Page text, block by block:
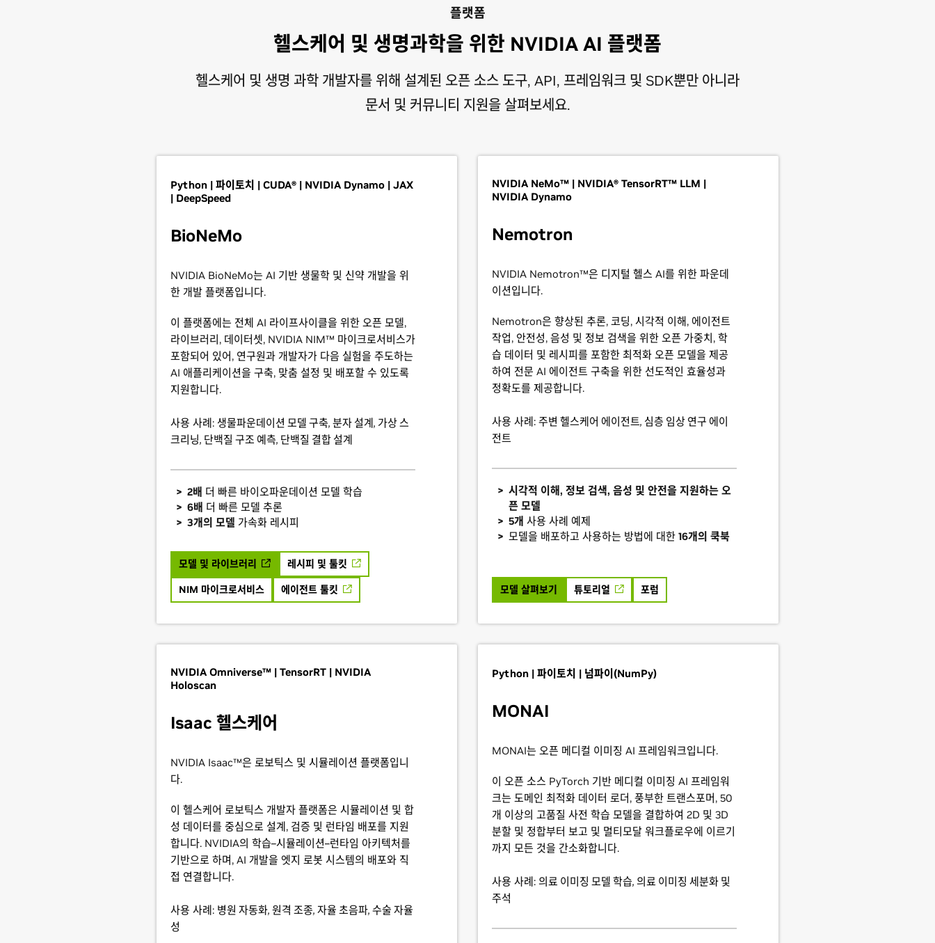
플랫폼
헬스케어 및 생명과학을 위한 NVIDIA AI 플랫폼
헬스케어 및 생명 과학 개발자를 위해 설계된 오픈 소스 도구, API, 프레임워크 및 SDK뿐만 아니라
문서 및 커뮤니티 지원을 살펴보세요.
Python | 파이토치 | CUDA® | NVIDIA Dynamo | JAX
| DeepSpeed
BioNeMo
NVIDIA BioNeMo는 AI 기반 생물학 및 신약 개발을 위
한 개발 플랫폼입니다.
이 플랫폼에는 전체 AI 라이프사이클을 위한 오픈 모델,
라이브러리, 데이터셋, NVIDIA NIM™ 마이크로서비스가
포함되어 있어, 연구원과 개발자가 다음 실험을 주도하는
AI 애플리케이션을 구축, 맞춤 설정 및 배포할 수 있도록
지원합니다.
사용 사례: 생물파운데이션 모델 구축, 분자 설계, 가상 스
크리닝, 단백질 구조 예측, 단백질 결합 설계
2배 더 빠른 바이오파운데이션 모델 학습
6배 더 빠른 모델 추론
3개의 모델 가속화 레시피
모델 및 라이브러리 레시피 및 툴킷
NIM 마이크로서비스 에이전트 툴킷
NVIDIA NeMo™ | NVIDIA® TensorRT™ LLM |
NVIDIA Dynamo
Nemotron
NVIDIA Nemotron™은 디지털 헬스 AI를 위한 파운데
이션입니다.
Nemotron은 향상된 추론, 코딩, 시각적 이해, 에이전트
작업, 안전성, 음성 및 정보 검색을 위한 오픈 가중치, 학
습 데이터 및 레시피를 포함한 최적화 오픈 모델을 제공
하여 전문 AI 에이전트 구축을 위한 선도적인 효율성과
정확도를 제공합니다.
사용 사례: 주변 헬스케어 에이전트, 심층 임상 연구 에이
전트
시각적 이해, 정보 검색, 음성 및 안전을 지원하는 오
픈 모델
5개 사용 사례 예제
모델을 배포하고 사용하는 방법에 대한 16개의 쿡북
모델 살펴보기 튜토리얼 포럼
NVIDIA Omniverse™ | TensorRT | NVIDIA
Holoscan
Isaac 헬스케어
NVIDIA Isaac™은 로보틱스 및 시뮬레이션 플랫폼입니
다.
이 헬스케어 로보틱스 개발자 플랫폼은 시뮬레이션 및 합
성 데이터를 중심으로 설계, 검증 및 런타임 배포를 지원
합니다. NVIDIA의 학습–시뮬레이션–런타임 아키텍처를
기반으로 하며, AI 개발을 엣지 로봇 시스템의 배포와 직
접 연결합니다.
사용 사례: 병원 자동화, 원격 조종, 자율 초음파, 수술 자율
성
Python | 파이토치 | 넘파이(NumPy)
MONAI
MONAI는 오픈 메디컬 이미징 AI 프레임워크입니다.
이 오픈 소스 PyTorch 기반 메디컬 이미징 AI 프레임워
크는 도메인 최적화 데이터 로더, 풍부한 트랜스포머, 50
개 이상의 고품질 사전 학습 모델을 결합하여 2D 및 3D
분할 및 정합부터 보고 및 멀티모달 워크플로우에 이르기
까지 모든 것을 간소화합니다.
사용 사례: 의료 이미징 모델 학습, 의료 이미징 세분화 및
주석